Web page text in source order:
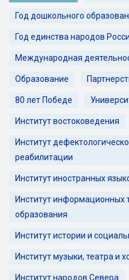
Год дошкольного
Год единства народов
Международная
Образование
80 лет Победе
Институт востоковедения
Институт
реабилитации
Институт иностранных
Институт информационных
образования
Институт истории и
Институт музыки, театра и
Институт народов Севера